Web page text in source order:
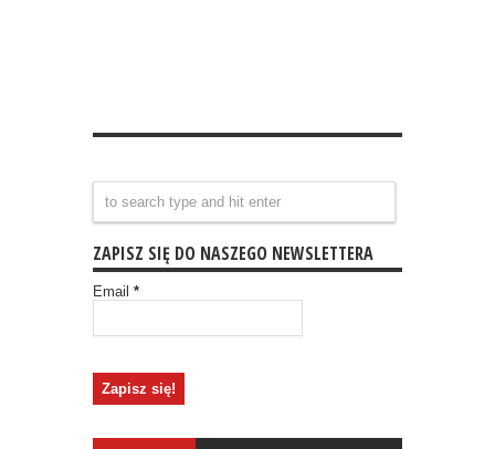
ZAPISZ SIĘ DO NASZEGO NEWSLETTERA
Email *